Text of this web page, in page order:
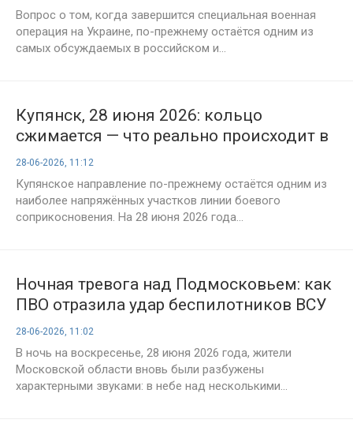
Вопрос о том, когда завершится специальная военная
операция на Украине, по-прежнему остаётся одним из
самых обсуждаемых в российском и...
Купянск, 28 июня 2026: кольцо
сжимается — что реально происходит в
городе и на подступах к нему
28-06-2026, 11:12
Купянское направление по-прежнему остаётся одним из
наиболее напряжённых участков линии боевого
соприкосновения. На 28 июня 2026 года...
Ночная тревога над Подмосковьем: как
ПВО отразила удар беспилотников ВСУ
28 июня 2026 года
28-06-2026, 11:02
В ночь на воскресенье, 28 июня 2026 года, жители
Московской области вновь были разбужены
характерными звуками: в небе над несколькими...